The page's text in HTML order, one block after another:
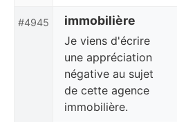
#4945 immobilière
Je viens d'écrire
une appréciation
négative au sujet
de cette agence
immobilière.